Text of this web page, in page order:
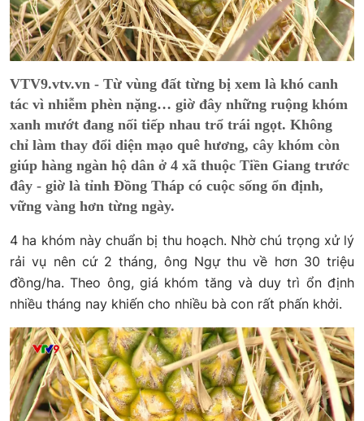
VTV9.vtv.vn - Từ vùng đất từng bị xem là khó canh
tác vì nhiễm phèn nặng… giờ đây những ruộng khóm
xanh mướt đang nối tiếp nhau trổ trái ngọt. Không
chỉ làm thay đổi diện mạo quê hương, cây khóm còn
giúp hàng ngàn hộ dân ở 4 xã thuộc Tiền Giang trước
đây - giờ là tỉnh Đồng Tháp có cuộc sống ổn định,
vững vàng hơn từng ngày.
4 ha khóm này chuẩn bị thu hoạch. Nhờ chú trọng xử lý
rải vụ nên cứ 2 tháng, ông Ngự thu về hơn 30 triệu
đồng/ha. Theo ông, giá khóm tăng và duy trì ổn định
nhiều tháng nay khiến cho nhiều bà con rất phấn khởi.